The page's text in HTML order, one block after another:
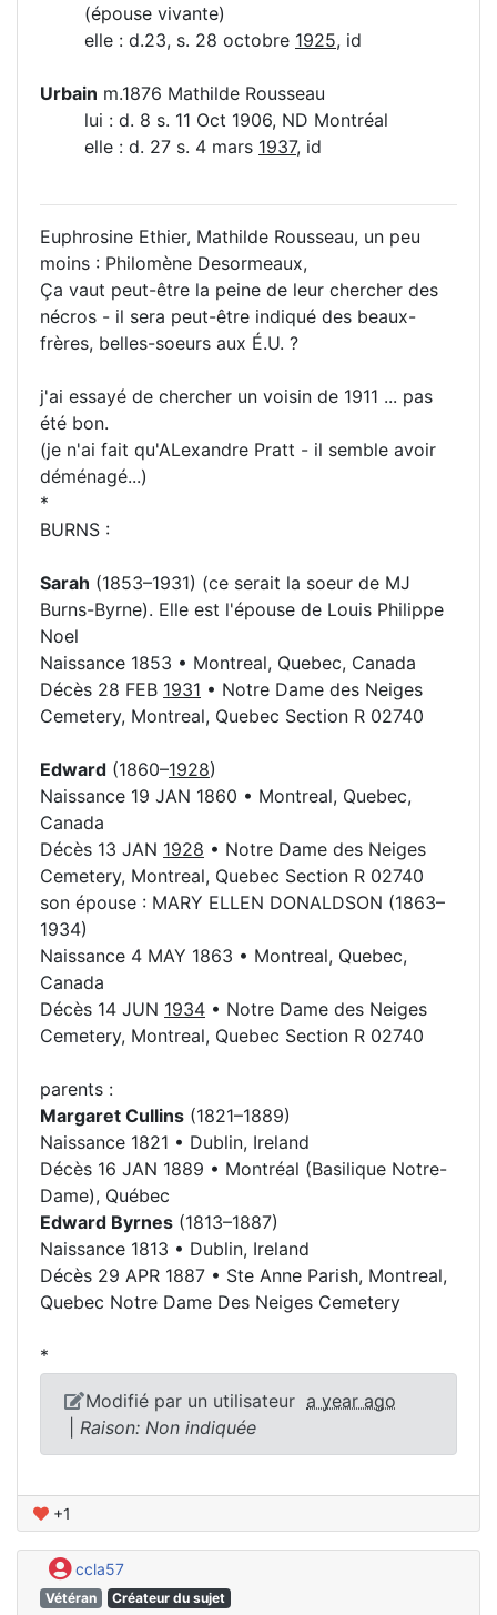
(épouse vivante)
elle : d.23, s. 28 octobre 1925, id
Urbain m.1876 Mathilde Rousseau
lui : d. 8 s. 11 Oct 1906, ND Montréal
elle : d. 27 s. 4 mars 1937, id
Euphrosine Ethier, Mathilde Rousseau, un peu
moins : Philomène Desormeaux,
Ça vaut peut-être la peine de leur chercher des
nécros - il sera peut-être indiqué des beaux-
frères, belles-soeurs aux É.U. ?
j'ai essayé de chercher un voisin de 1911 ... pas
été bon.
(je n'ai fait qu'ALexandre Pratt - il semble avoir
déménagé...)
*
BURNS :
Sarah (1853–1931) (ce serait la soeur de MJ
Burns-Byrne). Elle est l'épouse de Louis Philippe
Noel
Naissance 1853 • Montreal, Quebec, Canada
Décès 28 FEB 1931 • Notre Dame des Neiges
Cemetery, Montreal, Quebec Section R 02740
Edward (1860–1928)
Naissance 19 JAN 1860 • Montreal, Quebec,
Canada
Décès 13 JAN 1928 • Notre Dame des Neiges
Cemetery, Montreal, Quebec Section R 02740
son épouse : MARY ELLEN DONALDSON (1863–
1934)
Naissance 4 MAY 1863 • Montreal, Quebec,
Canada
Décès 14 JUN 1934 • Notre Dame des Neiges
Cemetery, Montreal, Quebec Section R 02740
parents :
Margaret Cullins (1821–1889)
Naissance 1821 • Dublin, Ireland
Décès 16 JAN 1889 • Montréal (Basilique Notre-
Dame), Québec
Edward Byrnes (1813–1887)
Naissance 1813 • Dublin, Ireland
Décès 29 APR 1887 • Ste Anne Parish, Montreal,
Quebec Notre Dame Des Neiges Cemetery
*
Modifié par un utilisateur a year ago
Raison: Non indiquée
+1
ccla57
Vétéran Créateur du sujet